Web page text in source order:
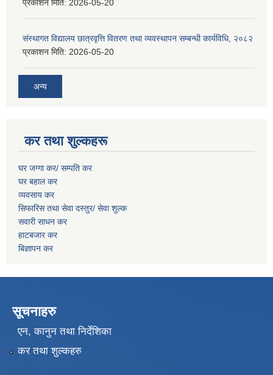
प्रकाशन मिति: 2026-05-20
संस्थागत विद्यालय छात्रवृत्ति वितरण तथा व्यवस्थापन सम्बन्धी कार्यविधि, २०८२
प्रकाशन मिति: 2026-05-20
अन्य
कर तथा शुल्कहरू
घर जग्गा कर/ सम्पति कर
घर बहाल कर
व्यवसाय कर
सिफारिस तथा सेवा दस्तुर/ सेवा शुल्क
सवारी साधन कर
हाटबजार कर
बिज्ञापन कर
सूचनाहरु
एन, कानुन तथा निर्देशिका
कर तथा शुल्कहरु